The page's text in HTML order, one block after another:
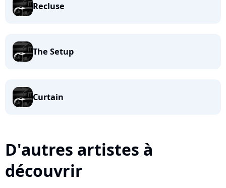
Recluse
The Setup
Curtain
D'autres artistes à
découvrir